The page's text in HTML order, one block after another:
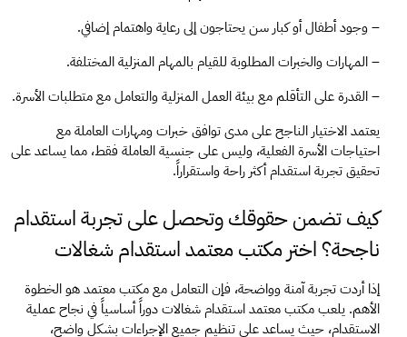
– وجود أطفال أو كبار سن يحتاجون إلى رعاية واهتمام إضافي.
– المهارات والخبرات المطلوبة للقيام بالمهام المنزلية المختلفة.
– القدرة على التأقلم مع بيئة العمل المنزلية والتعامل مع متطلبات الأسرة.
يعتمد الاختيار الناجح على مدى توافق خبرات ومهارات العاملة مع
احتياجات الأسرة الفعلية، وليس على جنسية العاملة فقط، مما يساعد على
تحقيق تجربة استقدام أكثر راحة واستقراراً.
ناجحة؟ اختر مكتب معتمد استقدام شغالات
إذا أردت تجربة آمنة وواضحة، فإن التعامل مع مكتب معتمد هو الخطوة
الأهم. يلعب مكتب معتمد استقدام شغالات دوراً أساسياً في نجاح عملية